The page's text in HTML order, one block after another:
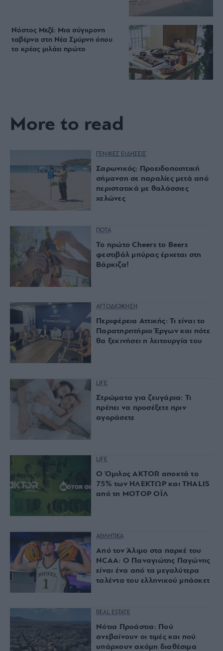
Νόστος Μεζέ: Μια σύγχρονη
ταβέρνα στη Νέα Σμύρνη όπου
το κρέας μιλάει πρώτο
More to read
ΓΕΝΙΚΕΣ ΕΙΔΗΣΕΙΣ
Σαρωνικός: Προειδοποιητική
σήμανση σε παραλίες μετά από
περιστατικά με θαλάσσιες
χελώνες
ΠΟΤΑ
Το πρώτο Cheers to Beers
φεστιβάλ μπύρας έρχεται στη
Βάρκιζα!
ΑΥΤΟΔΙΟΙΚΗΣΗ
Περιφέρεια Αττικής: Τι είναι το
Παρατηρητήριο Έργων και πότε
θα ξεκινήσει η λειτουργία του
LIFE
Στρώματα για ζευγάρια: Τι
πρέπει να προσέξετε πριν
αγοράσετε
LIFE
Ο Όμιλος AKTOR αποκτά το
75% των ΗΛΕΚΤΩΡ και THALIS
από τη ΜΟΤΟΡ ΟΪΛ
ΑΘΛΗΤΙΚΑ
Από τον Άλιμο στα παρκέ του
NCAA: Ο Παναγιώτης Παγώνης
είναι ένα από τα μεγαλύτερα
ταλέντα του ελληνικού μπάσκετ
REAL ESTATE
Νότια Προάστια: Πού
ανεβαίνουν οι τιμές και πού
υπάρχουν ακόμη διαθέσιμα